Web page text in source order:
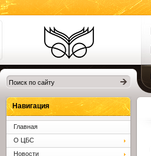
Библиотеки
Клина. Клинская
ЦБС.
Навигация
Главная
О ЦБС
Новости